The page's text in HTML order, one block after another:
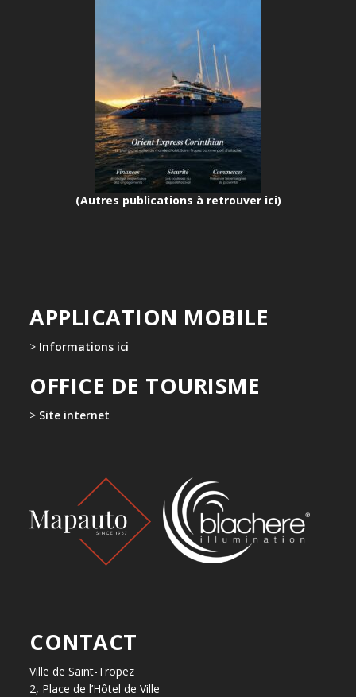
(Autres publications à retrouver ici)
APPLICATION MOBILE
> Informations ici
OFFICE DE TOURISME
> Site internet
CONTACT
Ville de Saint-Tropez
2, Place de l’Hôtel de Ville